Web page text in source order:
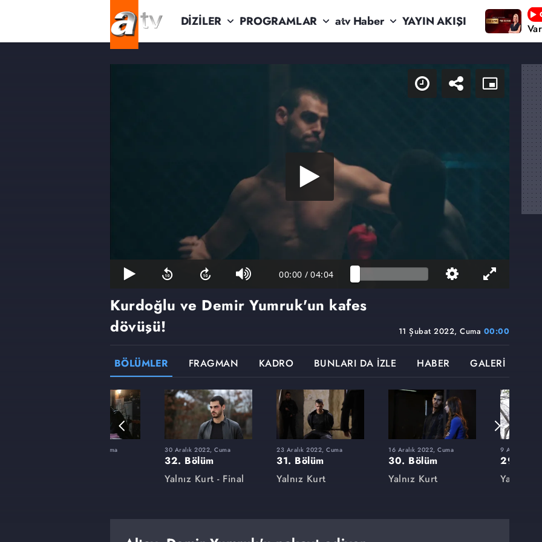
DİZİLER PROGRAMLAR atv Haber YAYIN AKIŞI
00:00 / 04:04
11 Şubat 2022, Cuma 00:00
Kurdoğlu ve Demir Yumruk'un kafes
dövüşü!
BÖLÜMLER FRAGMAN KADRO BUNLARI DA İZLE HABER GALERİ
27 Mayıs 2022, Cuma 30 Aralık 2022, Cuma
32. Bölüm
Yalnız Kurt - Final
23 Aralık 2022, Cuma
31. Bölüm
Yalnız Kurt
16 Aralık 2022, Cuma
30. Bölüm
Yalnız Kurt
9 Aralık 2022,
29. Bölüm
Yalnız Kurt